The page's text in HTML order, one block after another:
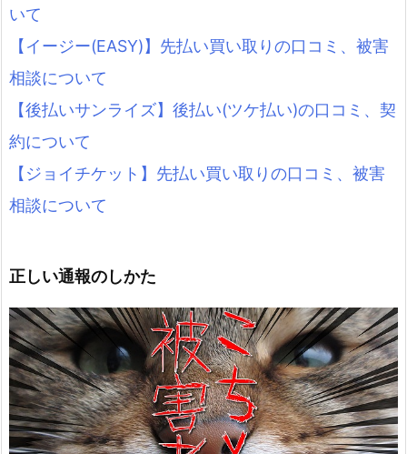
いて
【イージー(EASY)】先払い買い取りの口コミ、被害
相談について
【後払いサンライズ】後払い(ツケ払い)の口コミ、契
約について
【ジョイチケット】先払い買い取りの口コミ、被害
相談について
正しい通報のしかた